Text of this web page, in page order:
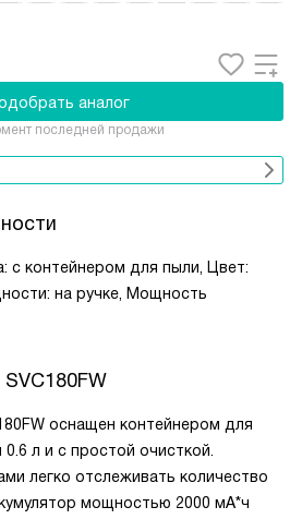
аналог
последней продажи
с контейнером для пыли, Цвет:
на ручке, Мощность
SVC180FW
оснащен контейнером для
л и с простой очисткой.
легко отслеживать количество
мощностью 2000 мА*ч